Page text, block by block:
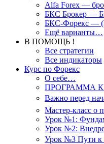
Alfa Forex —
БКС Брокер —
БКС-Форекс —
Ещё варианты…
В ПОМОЩЬ !
Все стратегии
Все индикаторы
Курс по Форекс
О себе…
ПРОГРАММА
Важно перед
Мастер-класс о
Урок №1:
Урок №2:
Урок №3 Пути к